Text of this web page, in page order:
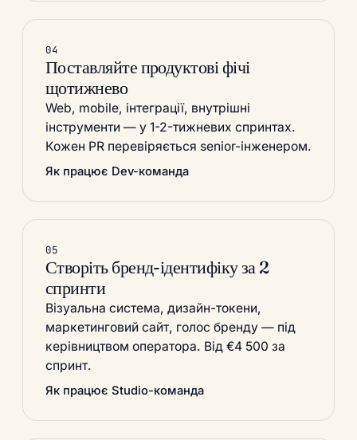
04
Поставляйте продуктові фічі
щотижнево
Web, mobile, інтеграції, внутрішні
інструменти — у 1-2-тижневих спринтах.
Кожен PR перевіряється senior-інженером.
Як працює Dev-команда
05
Створіть бренд-ідентифіку за 2
спринти
Візуальна система, дизайн-токени,
маркетинговий сайт, голос бренду — під
керівництвом оператора. Від €4 500 за
спринт.
Як працює Studio-команда